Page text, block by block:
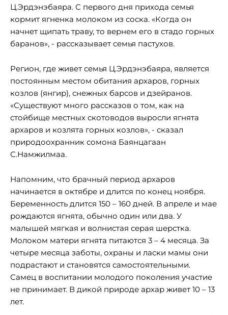
Ц.Эрдэнэбаяра. С первого дня прихода семья
кормит ягненка молоком из соска. «Когда он
начнет щипать траву, то вернем его в стадо горных
баранов», - рассказывает семья пастухов.
Регион, где живет семья Ц.Эрдэнэбаяра, является
постоянным местом обитания архаров, горных
козлов (янгир), снежных барсов и дзейранов.
«Существуют много рассказов о том, как на
стойбище местных скотоводов выросли ягнята
архаров и козлята горных козлов», - сказал
природоохранник сомона Баянцагаан
С.Намжилмаа.
Напомним, что брачный период архаров
начинается в октябре и длится по конец ноября.
Беременность длится 150 – 160 дней. В апреле и мае
рождаются ягнята, обычно один или два. У
малышей мягкая и волнистая серая шерстка.
Молоком матери ягнята питаются 3 – 4 месяца. За
четыре месяца заботы, охраны и ласки мамы они
подрастают и становятся самостоятельными.
Самец в воспитании молодого поколения участие
не принимает. В дикой природе архар живет 10 – 13
лет.